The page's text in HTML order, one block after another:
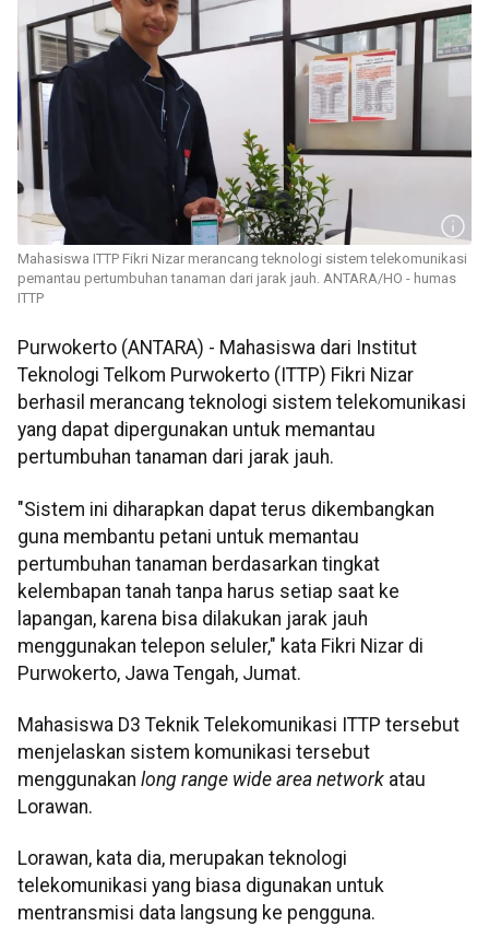
Mahasiswa ITTP Fikri Nizar merancang teknologi sistem telekomunikasi
pemantau pertumbuhan tanaman dari jarak jauh. ANTARA/HO - humas
ITTP
Purwokerto (ANTARA) - Mahasiswa dari Institut
Teknologi Telkom Purwokerto (ITTP) Fikri Nizar
berhasil merancang teknologi sistem telekomunikasi
yang dapat dipergunakan untuk memantau
pertumbuhan tanaman dari jarak jauh.
"Sistem ini diharapkan dapat terus dikembangkan
guna membantu petani untuk memantau
pertumbuhan tanaman berdasarkan tingkat
kelembapan tanah tanpa harus setiap saat ke
lapangan, karena bisa dilakukan jarak jauh
menggunakan telepon seluler," kata Fikri Nizar di
Purwokerto, Jawa Tengah, Jumat.
Mahasiswa D3 Teknik Telekomunikasi ITTP tersebut
menjelaskan sistem komunikasi tersebut
menggunakan long range wide area network atau
Lorawan.
Lorawan, kata dia, merupakan teknologi
telekomunikasi yang biasa digunakan untuk
mentransmisi data langsung ke pengguna.